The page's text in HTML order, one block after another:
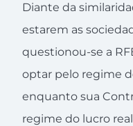
Diante da
estarem as
questionou-se a
optar pelo regime
enquanto sua
regime do lucro